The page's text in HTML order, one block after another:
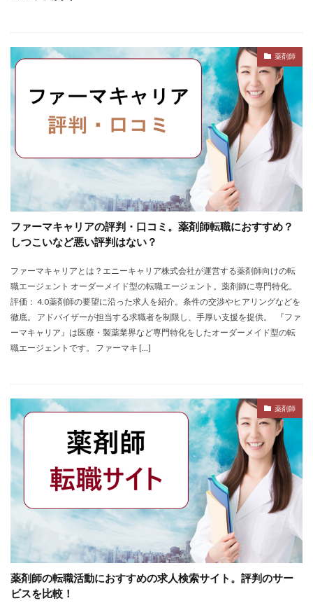
薬剤師
ファーマキャリアの評判・口コミ。薬剤師転職におすすめ？
しつこいなど悪い評判はない？
ファーマキャリアとは？エニーキャリア株式会社が運営する薬剤師向けの転
職エージェント オーダーメイド型の転職エージェント。薬剤師に専門特化。
評価： 4.0薬剤師の要望に沿った求人を紹介。条件の交渉やヒアリングなどを
徹底。 アドバイザーが担当する求職者を制限し、手厚い支援を提供。 『ファ
ーマキャリア』は医療・製薬業界など専門特化をしたオーダーメイド型の転
職エージェントです。 ファーマキ […]
薬剤師
薬剤師の転職活動におすすめの求人検索サイト。評判のサー
ビスを比較！